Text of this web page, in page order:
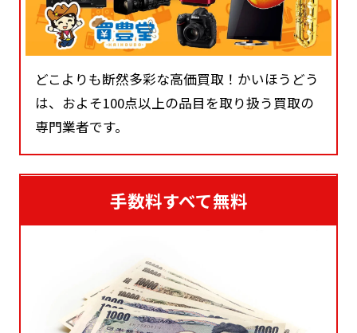
どこよりも断然多彩な高価買取！かいほうどう
は、およそ100点以上の品目を取り扱う買取の
専門業者です。
手数料すべて無料